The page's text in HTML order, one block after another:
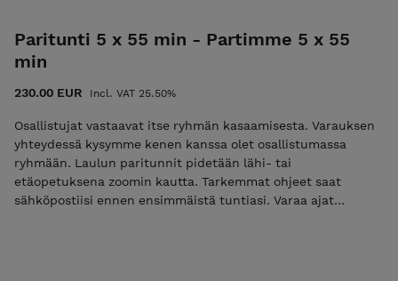
Paritunti 5 x 55 min - Partimme 5 x 55
min
230.00 EUR Incl. VAT 25.50%
Osallistujat vastaavat itse ryhmän kasaamisesta. Varauksen
yhteydessä kysymme kenen kanssa olet osallistumassa
ryhmään. Laulun paritunnit pidetään lähi- tai
etäopetuksena zoomin kautta. Tarkemmat ohjeet saat
sähköpostiisi ennen ensimmäistä tuntiasi. Varaa ajat